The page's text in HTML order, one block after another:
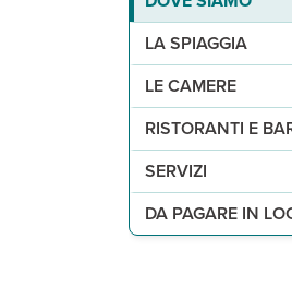
LA SPIAGGIA
LE CAMERE
RISTORANTI E
SERVIZI
DA PAGARE IN
sabbia fine, libera
26, camere
1 ristorante e 1 bar.
reception 24 h,
Servizi facoltativi: